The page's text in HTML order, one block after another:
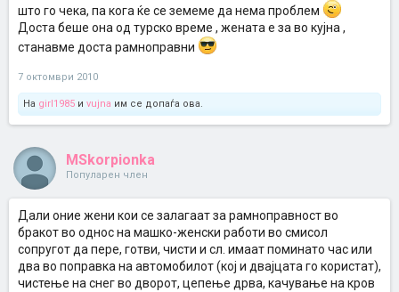
што го чека, па кога ќе се земеме да нема проблем
Доста беше она од турско време , жената е за во кујна ,
станавме доста рамноправни
7 октомври 2010
На girl1985 и vujna им се допаѓа ова.
MSkorpionka
Популарен член
Дали оние жени кои се залагаат за рамноправност во
бракот во однос на машко-женски работи во смисол
сопругот да пере, готви, чисти и сл. имаат поминато час или
два во поправка на автомобилот (кој и двајцата го користат),
чистење на снег во дворот, цепење дрва, качување на кров